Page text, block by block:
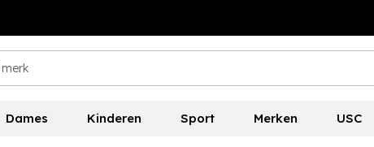
Dames Kinderen Sport Merken USC